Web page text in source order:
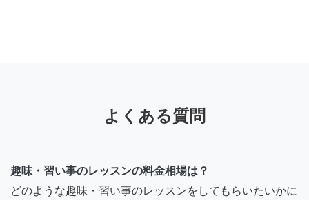
よくある質問
趣味・習い事のレッスンの料金相場は？
どのような趣味・習い事のレッスンをしてもらいたいかに